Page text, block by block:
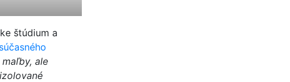
štúdium a
ale